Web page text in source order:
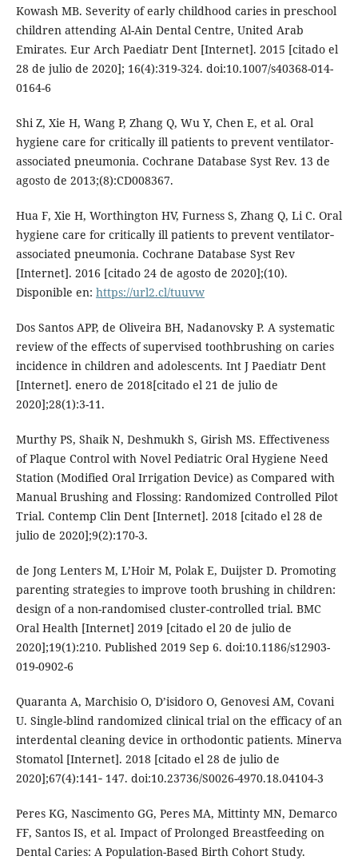
Kowash MB. Severity of early childhood caries in preschool
children attending Al-Ain Dental Centre, United Arab
Emirates. Eur Arch Paediatr Dent [Internet]. 2015 [citado el
28 de julio de 2020]; 16(4):319-324. doi:10.1007/s40368-014-
0164-6
Shi Z, Xie H, Wang P, Zhang Q, Wu Y, Chen E, et al. Oral
hygiene care for critically ill patients to prevent ventilator-
associated pneumonia. Cochrane Database Syst Rev. 13 de
agosto de 2013;(8):CD008367.
Hua F, Xie H, Worthington HV, Furness S, Zhang Q, Li C. Oral
hygiene care for critically ill patients to prevent ventilator‐
associated pneumonia. Cochrane Database Syst Rev
[Internet]. 2016 [citado 24 de agosto de 2020];(10).
Disponible en: https://url2.cl/tuuvw
Dos Santos APP, de Oliveira BH, Nadanovsky P. A systematic
review of the effects of supervised toothbrushing on caries
incidence in children and adolescents. Int J Paediatr Dent
[Internet]. enero de 2018[citado el 21 de julio de
2020];28(1):3-11.
Murthy PS, Shaik N, Deshmukh S, Girish MS. Effectiveness
of Plaque Control with Novel Pediatric Oral Hygiene Need
Station (Modified Oral Irrigation Device) as Compared with
Manual Brushing and Flossing: Randomized Controlled Pilot
Trial. Contemp Clin Dent [Internet]. 2018 [citado el 28 de
julio de 2020];9(2):170-3.
de Jong Lenters M, L’Hoir M, Polak E, Duijster D. Promoting
parenting strategies to improve tooth brushing in children:
design of a non-randomised cluster-controlled trial. BMC
Oral Health [Internet] 2019 [citado el 20 de julio de
2020];19(1):210. Published 2019 Sep 6. doi:10.1186/s12903-
019-0902-6
Quaranta A, Marchisio O, D’isidoro O, Genovesi AM, Covani
U. Single-blind randomized clinical trial on the efficacy of an
interdental cleaning device in orthodontic patients. Minerva
Stomatol [Internet]. 2018 [citado el 28 de julio de
2020];67(4):141‐ 147. doi:10.23736/S0026-4970.18.04104-3
Peres KG, Nascimento GG, Peres MA, Mittinty MN, Demarco
FF, Santos IS, et al. Impact of Prolonged Breastfeeding on
Dental Caries: A Population-Based Birth Cohort Study.